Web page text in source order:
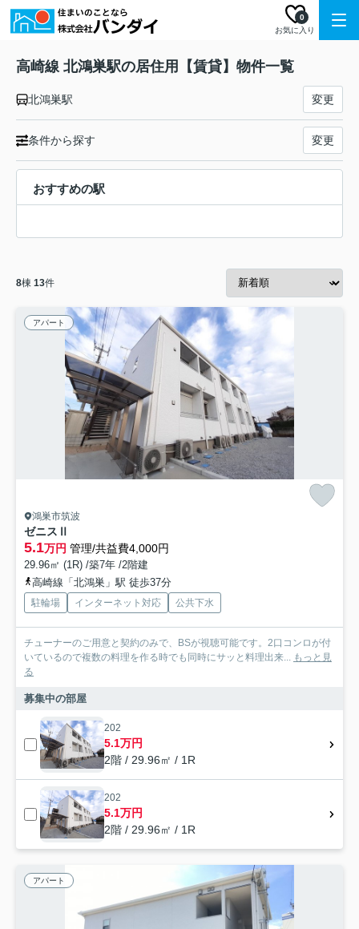
お気に入り
0
高崎線 北鴻巣駅の居住用【賃貸】物件一覧
北鴻巣駅 変更
条件から探す 変更
おすすめの駅
8棟 13件
アパート
鴻巣市筑波
ゼニスⅡ
5.1万円 管理/共益費4,000円
29.96㎡ (1R) /築7年 /2階建
高崎線「北鴻巣」駅 徒歩37分
駐輪場 インターネット対応 公共下水
チューナーのご用意と契約のみで、BSが視聴可能です。2口コンロが付
いているので複数の料理を作る時でも同時にサッと料理出来... もっと見
る
募集中の部屋
202
5.1万円
2階 / 29.96㎡ / 1R
202
5.1万円
2階 / 29.96㎡ / 1R
アパート